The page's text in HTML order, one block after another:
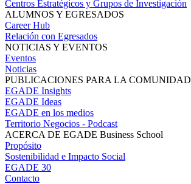
Centros Estratégicos y Grupos de Investigación
ALUMNOS Y EGRESADOS
Career Hub
Relación con Egresados
NOTICIAS Y EVENTOS
Eventos
Noticias
PUBLICACIONES PARA LA COMUNIDAD
EGADE Insights
EGADE Ideas
EGADE en los medios
Territorio Negocios - Podcast
ACERCA DE EGADE Business School
Propósito
Sostenibilidad e Impacto Social
EGADE 30
Contacto